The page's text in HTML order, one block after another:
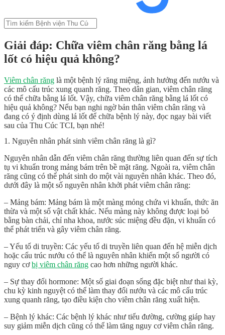
Giải đáp: Chữa viêm chân răng bằng lá
lốt có hiệu quả không?
Viêm chân răng là một bệnh lý răng miệng, ảnh hưởng đến nướu và
các mô cấu trúc xung quanh răng. Theo dân gian, viêm chân răng
có thể chữa bằng lá lốt. Vậy, chữa viêm chân răng bằng lá lốt có
hiệu quả không? Nếu bạn nghi ngờ bản thân viêm chân răng và
đang có ý định dùng lá lốt để chữa bệnh lý này, đọc ngay bài viết
sau của Thu Cúc TCI, bạn nhé!
1. Nguyên nhân phát sinh viêm chân răng là gì?
Nguyên nhân dẫn đến viêm chân răng thường liên quan đến sự tích
tụ vi khuẩn trong mảng bám trên bề mặt răng. Ngoài ra, viêm chân
răng cũng có thể phát sinh do một vài nguyên nhân khác. Theo đó,
dưới đây là một số nguyên nhân khởi phát viêm chân răng:
– Mảng bám: Mảng bám là một màng mỏng chứa vi khuẩn, thức ăn
thừa và một số vật chất khác. Nếu màng này không được loại bỏ
bằng bàn chải, chỉ nha khoa, nước súc miệng đều đặn, vi khuẩn có
thể phát triển và gây viêm chân răng.
– Yếu tố di truyền: Các yếu tố di truyền liên quan đến hệ miễn dịch
hoặc cấu trúc nướu có thể là nguyên nhân khiến một số người có
nguy cơbị viêm chân răng cao hơn những người khác.
– Sự thay đổi hormone: Một số giai đoạn sống đặc biệt như thai kỳ,
chu kỳ kinh nguyệt có thể làm thay đổi nướu và các mô cấu trúc
xung quanh răng, tạo điều kiện cho viêm chân răng xuất hiện.
– Bệnh lý khác: Các bệnh lý khác như tiểu đường, cường giáp hay
suy giảm miễn dịch cũng có thể làm tăng nguy cơ viêm chân răng.